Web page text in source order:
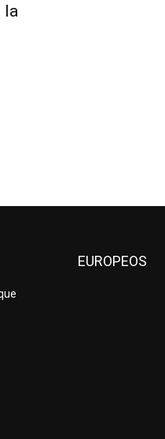
la
EUROPEOS